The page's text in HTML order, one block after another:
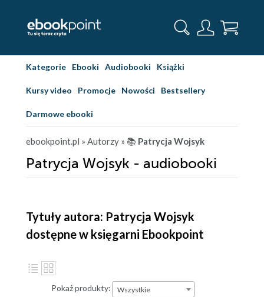
Kategorie Ebooki Audiobooki Książki
Kursy video Promocje Nowości Bestsellery
Darmowe ebooki
ebookpoint.pl » Autorzy » 📚 Patrycja Wojsyk
Patrycja Wojsyk - audiobooki
Tytuły autora: Patrycja Wojsyk
dostępne w księgarni Ebookpoint
Pokaż produkty: Wszystkie